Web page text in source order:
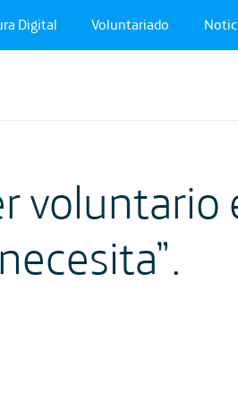
Digital Voluntariado
voluntario